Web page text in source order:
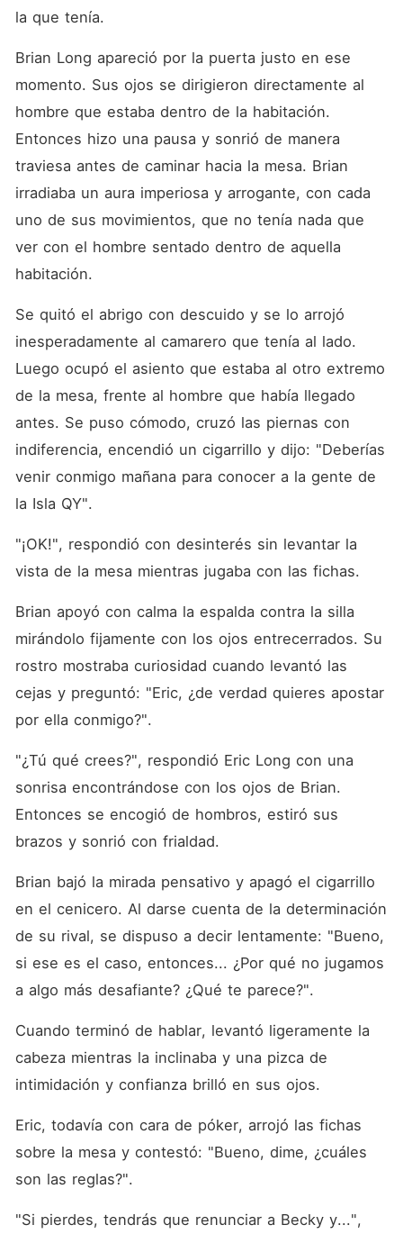
la que tenía.
Brian Long apareció por la puerta justo en ese
momento. Sus ojos se dirigieron directamente al
hombre que estaba dentro de la habitación.
Entonces hizo una pausa y sonrió de manera
traviesa antes de caminar hacia la mesa. Brian
irradiaba un aura imperiosa y arrogante, con cada
uno de sus movimientos, que no tenía nada que
ver con el hombre sentado dentro de aquella
habitación.
Se quitó el abrigo con descuido y se lo arrojó
inesperadamente al camarero que tenía al lado.
Luego ocupó el asiento que estaba al otro extremo
de la mesa, frente al hombre que había llegado
antes. Se puso cómodo, cruzó las piernas con
indiferencia, encendió un cigarrillo y dijo: "Deberías
venir conmigo mañana para conocer a la gente de
la Isla QY".
"¡OK!", respondió con desinterés sin levantar la
vista de la mesa mientras jugaba con las fichas.
Brian apoyó con calma la espalda contra la silla
mirándolo fijamente con los ojos entrecerrados. Su
rostro mostraba curiosidad cuando levantó las
cejas y preguntó: "Eric, ¿de verdad quieres apostar
por ella conmigo?".
"¿Tú qué crees?", respondió Eric Long con una
sonrisa encontrándose con los ojos de Brian.
Entonces se encogió de hombros, estiró sus
brazos y sonrió con frialdad.
Brian bajó la mirada pensativo y apagó el cigarrillo
en el cenicero. Al darse cuenta de la determinación
de su rival, se dispuso a decir lentamente: "Bueno,
si ese es el caso, entonces... ¿Por qué no jugamos
a algo más desafiante? ¿Qué te parece?".
Cuando terminó de hablar, levantó ligeramente la
cabeza mientras la inclinaba y una pizca de
intimidación y confianza brilló en sus ojos.
Eric, todavía con cara de póker, arrojó las fichas
sobre la mesa y contestó: "Bueno, dime, ¿cuáles
son las reglas?".
"Si pierdes, tendrás que renunciar a Becky y...",